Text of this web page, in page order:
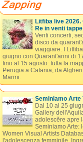
Litfiba live
Re in venti tappe
Venti concerti,
disco da
viaggiare. I
giugno con Quarant'anni di
fino al 15 agosto: tutta la
Perugia a Catania, da
Marmi.
Seminiamo Arte
Dal 10 al 25
Gallery
adolescĕre apre
Seminiamo Arte:
Women Visual Artists
l'adolescenza femminile.